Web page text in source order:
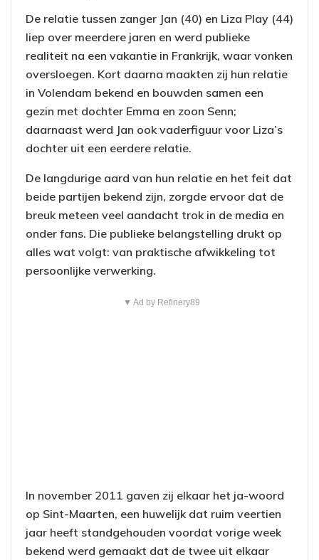
De relatie tussen zanger Jan (40) en Liza Play (44)
liep over meerdere jaren en werd publieke
realiteit na een vakantie in Frankrijk, waar vonken
oversloegen. Kort daarna maakten zij hun relatie
in Volendam bekend en bouwden samen een
gezin met dochter Emma en zoon Senn;
daarnaast werd Jan ook vaderfiguur voor Liza’s
dochter uit een eerdere relatie.
De langdurige aard van hun relatie en het feit dat
beide partijen bekend zijn, zorgde ervoor dat de
breuk meteen veel aandacht trok in de media en
onder fans. Die publieke belangstelling drukt op
alles wat volgt: van praktische afwikkeling tot
persoonlijke verwerking.
▼ Ad by Refinery89
In november 2011 gaven zij elkaar het ja-woord
op Sint-Maarten, een huwelijk dat ruim veertien
jaar heeft standgehouden voordat vorige week
bekend werd gemaakt dat de twee uit elkaar